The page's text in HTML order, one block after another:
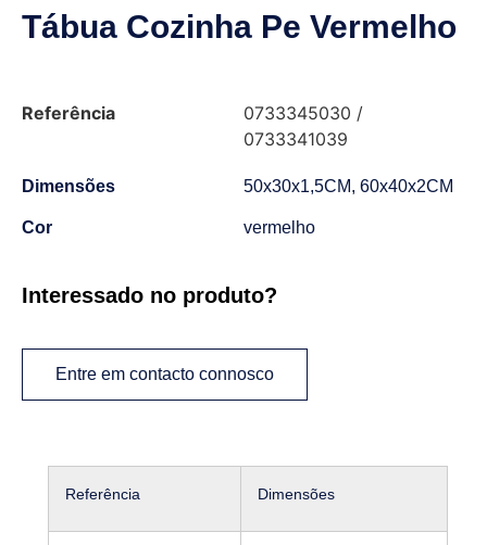
Tábua Cozinha Pe Vermelho
Referência
0733345030 /
0733341039
Dimensões 50x30x1,5CM, 60x40x2CM
Cor vermelho
Interessado no produto?
Entre em contacto connosco
Referência Dimensões